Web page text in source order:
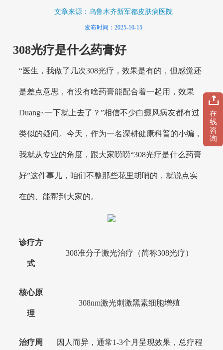
文章来源：乌鲁木齐新军都皮肤病医院
发布时间：2025-10-15
308光疗是什么药膏好
“医生，我做了几次308光疗，效果是有的，但感觉还
是差点意思，有没有啥药膏能配合着一起用，效果
Duang~一下就上去了？”相信不少白癜风病友都有过
类似的疑问。今天，作为一名深耕健康科普的小编，
我就从专业的角度，跟大家唠唠“308光疗是什么药膏
好”这件事儿，咱们不整那些花里胡哨的，就说点实
在的、能帮到大家的。
诊疗方
式
308准分子激光治疗（简称308光疗）
核心原
理
308nm激光刺激黑素细胞增殖
治疗周 因人而异，通常1-3个月呈现效果，总疗程
在
线
咨
询